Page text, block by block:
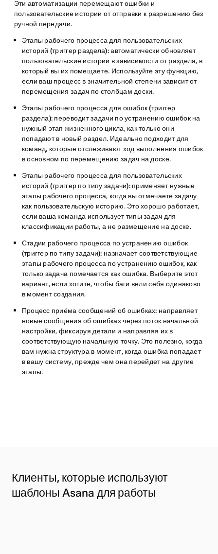
Эти автоматизации перемещают ошибки и
пользовательские истории от отправки к разрешению без
ручной передачи.
Этапы рабочего процесса для пользовательских
историй (триггер раздела):автоматически обновляет
пользовательские истории в зависимости от раздела, в
который вы их помещаете. Используйте эту функцию,
если ваш процесс в значительной степени зависит от
перемещения задач по столбцам доски.
Этапы рабочего процесса для ошибок (триггер
раздела): переводит задачи по устранению ошибок на
нужный этап жизненного цикла, как только они
попадают в новый раздел. Идеально подходит для
команд, которые отслеживают ход выполнения ошибок
в основном по перемещению задач на доске.
Этапы рабочего процесса для пользовательских
историй (триггер по типу задачи): применяет нужные
этапы рабочего процесса, когда вы отмечаете задачу
как пользовательскую историю. Это хорошо работает,
если ваша команда использует типы задач для
классификации работы, а не размещение на доске.
Стадии рабочего процесса по устранению ошибок
(триггер по типу задачи): назначает соответствующие
этапы рабочего процесса по устранению ошибок, как
только задача помечается как ошибка. Выберите этот
вариант, если хотите, чтобы баги вели себя одинаково
в момент создания.
Процесс приёма сообщений об ошибках: направляет
новые сообщения об ошибках через поток начальной
настройки, фиксируя детали и направляя их в
соответствующую начальную точку. Это полезно, когда
вам нужна структура в момент, когда ошибка попадает
в вашу систему, прежде чем она перейдет на другие
этапы.
Клиенты, которые используют
шаблоны Asana для работы